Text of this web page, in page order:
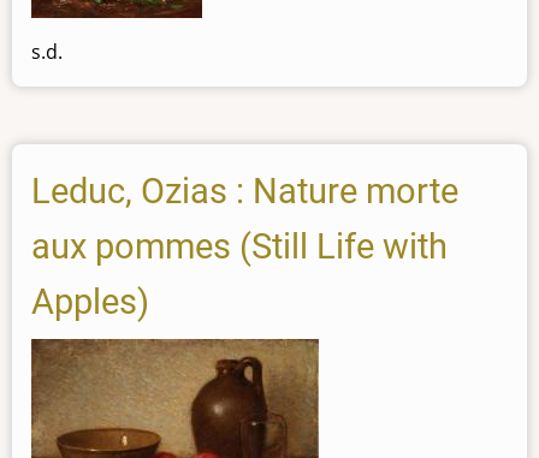
s.d.
Leduc, Ozias : Nature morte
aux pommes (Still Life with
Apples)